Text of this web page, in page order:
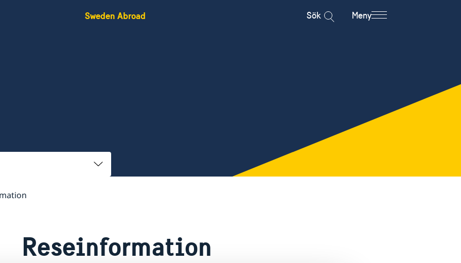
Sweden Abroad Sök Meny
Reseinformation